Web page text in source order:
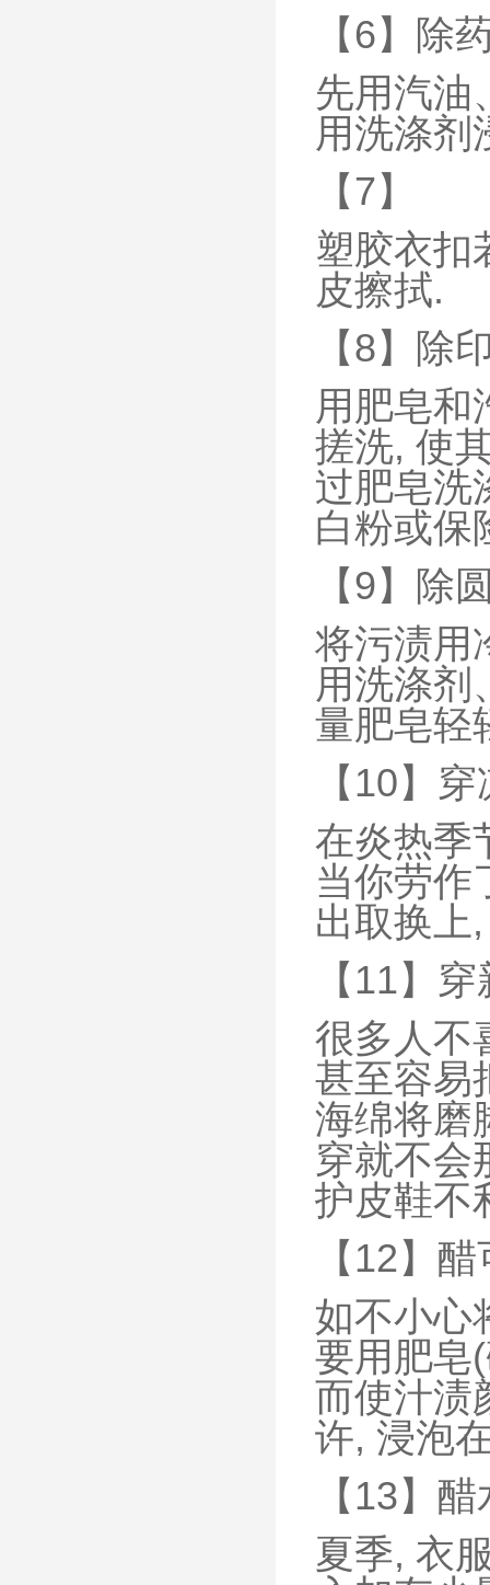
【6】除
先用汽油
用洗涤剂
【7】
塑胶衣扣
皮擦拭.
【8】除
用肥皂和
搓洗, 使
过肥皂洗
白粉或保
【9】除
将污渍用
用洗涤剂
量肥皂轻
【10】
在炎热季
当你劳作
出取换上
【11】
很多人不
甚至容易
海绵将磨
穿就不会
护皮鞋不
【12】
如不小心
要用肥皂
而使汁渍
许, 浸泡
【13】
夏季, 衣